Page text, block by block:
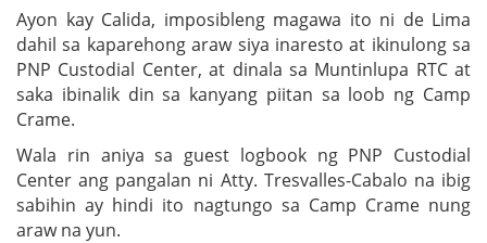
Ayon kay Calida, imposibleng magawa ito ni de Lima
dahil sa kaparehong araw siya inaresto at ikinulong sa
PNP Custodial Center, at dinala sa Muntinlupa RTC at
saka ibinalik din sa kanyang piitan sa loob ng Camp
Crame.
Wala rin aniya sa guest logbook ng PNP Custodial
Center ang pangalan ni Atty. Tresvalles-Cabalo na ibig
sabihin ay hindi ito nagtungo sa Camp Crame nung
araw na yun.